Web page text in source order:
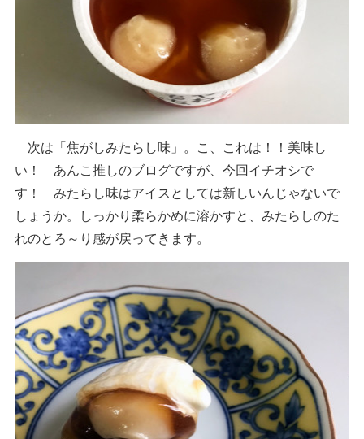
次は「焦がしみたらし味」。こ、これは！！美味し
い！ あんこ推しのブログですが、今回イチオシで
す！ みたらし味はアイスとしては新しいんじゃないで
しょうか。しっかり柔らかめに溶かすと、みたらしのた
れのとろ～り感が戻ってきます。